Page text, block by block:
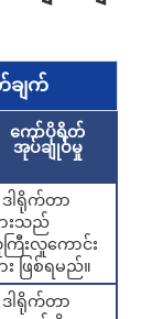
ချက်
ကော်ပိုရိတ်
အုပ်ချုပ်မှု
ဒါရိုက်တာ
ားသည်
ြီးလူကောင်း
ား ဖြစ်ရမည်။
ဒါရိုက်တာ